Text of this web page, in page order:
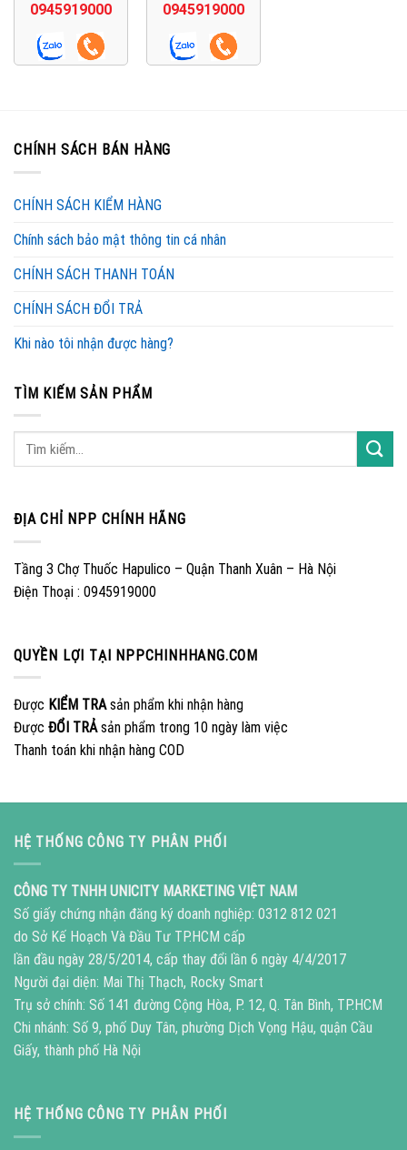
0945919000
0945919000
CHÍNH SÁCH BÁN HÀNG
CHÍNH SÁCH KIỂM HÀNG
Chính sách bảo mật thông tin cá nhân
CHÍNH SÁCH THANH TOÁN
CHÍNH SÁCH ĐỔI TRẢ
Khi nào tôi nhận được hàng?
TÌM KIẾM SẢN PHẨM
ĐỊA CHỈ NPP CHÍNH HÃNG
Tầng 3 Chợ Thuốc Hapulico – Quận Thanh Xuân – Hà Nội
Điện Thoại : 0945919000
QUYỀN LỢI TẠI NPPCHINHHANG.COM
Được KIỂM TRAsản phẩm khi nhận hàng
Được ĐỔI TRẢsản phẩm trong 10 ngày làm việc
Thanh toán khi nhận hàng COD
HỆ THỐNG CÔNG TY PHÂN PHỐI
CÔNG TY TNHH UNICITY MARKETING VIỆT NAM
Số giấy chứng nhận đăng ký doanh nghiệp: 0312 812 021
do Sở Kế Hoạch Và Đầu Tư TP.HCM cấp
lần đầu ngày 28/5/2014, cấp thay đổi lần 6 ngày 4/4/2017
Người đại diện: Mai Thị Thạch, Rocky Smart
Trụ sở chính: Số 141 đường Cộng Hòa, P. 12, Q. Tân Bình, TP.HCM
Chi nhánh: Số 9, phố Duy Tân, phường Dịch Vọng Hậu, quận Cầu
Giấy, thành phố Hà Nội
HỆ THỐNG CÔNG TY PHÂN PHỐI